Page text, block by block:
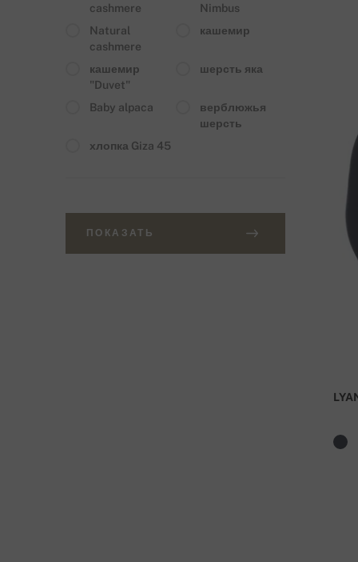
cashmere
Nimbus
Natural
cashmere
кашемир
кашемир
"Duvet"
шерсть яка
Baby alpaca
верблюжья
шерсть
хлопка Giza 45
ПОКАЗАТЬ